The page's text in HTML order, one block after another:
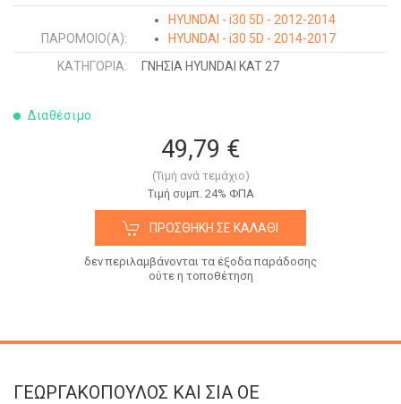
ΠΑΡΌΜΟΙΟ(Α):
HYUNDAI - i30 5D - 2012-2014
HYUNDAI - i30 5D - 2014-2017
ΚΑΤΗΓΟΡΊΑ:
ΓΝΗΣΙΑ HYUNDAI KAT 27
Διαθέσιμο
49,79 €
(Τιμή ανά τεμάχιο)
Tιμή συμπ. 24% ΦΠΑ
ΠΡΟΣΘΉΚΗ ΣΕ ΚΑΛΆΘΙ
δεν περιλαμβάνονται τα έξοδα παράδοσης
ούτε η τοποθέτηση
ΓΕΩΡΓΑΚΟΠΟΥΛΟΣ KAI ΣΙΑ OE